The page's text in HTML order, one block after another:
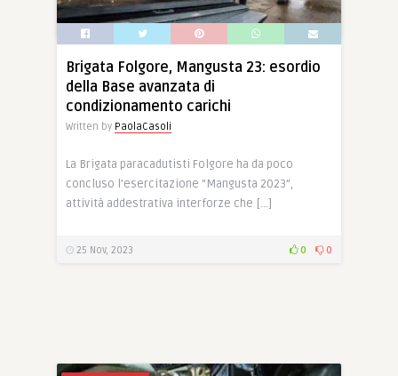
18 Gen, 2024 0 0
Brigata Folgore, Mangusta 23: esordio
della Base avanzata di
condizionamento carichi
Written by PaolaCasoli
La Brigata paracadutisti Folgore ha da poco
concluso l’esercitazione “Mangusta 2023”,
attività addestrativa interforze che […]
25 Nov, 2023 0 0